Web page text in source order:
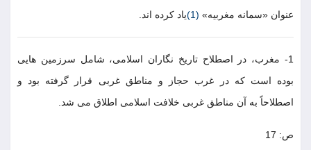
عنوان «سمانه مغربيه» (1) ياد كرده اند.
1- مغرب، در اصطلاح تاريخ نگاران اسلامى، شامل سرزمين هايى
بوده است كه در غرب حجاز و مناطق غربى قرار گرفته بود و
اصطلاحاً به آن مناطق غربى خلافت اسلامى اطلاق مى شد.
ص: 17